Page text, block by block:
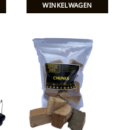
WINKELWAGEN
Toevoegen
aan
verlanglijst